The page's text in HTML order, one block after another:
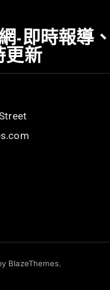
-即時報導
更新
BlazeThemes.